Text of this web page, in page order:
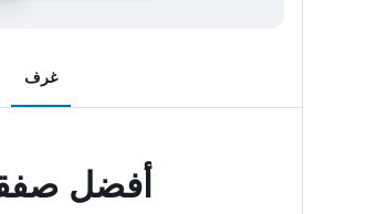
غرف
أفضل